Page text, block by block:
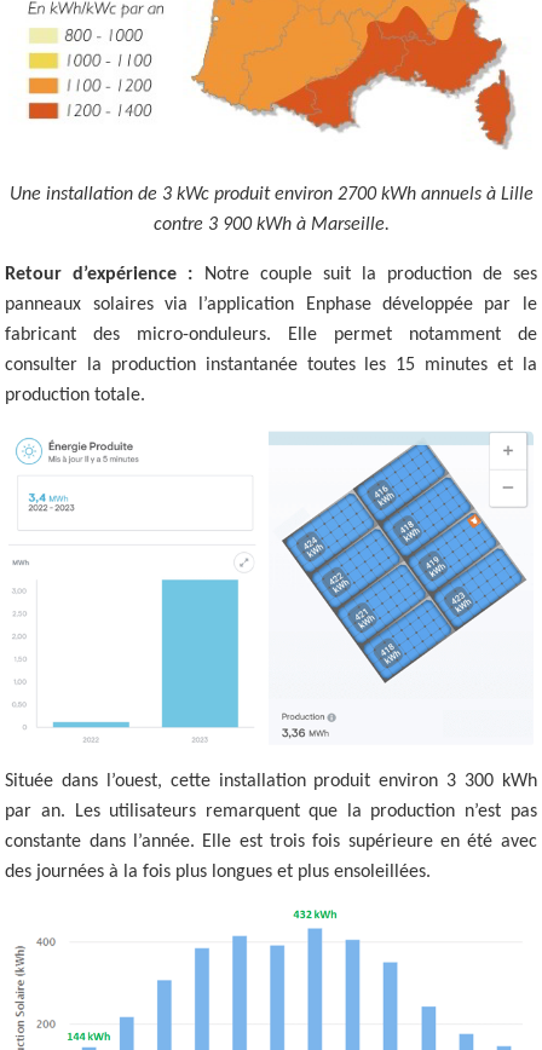
Une installation de 3 kWc produit environ 2700 kWh annuels à Lille
contre 3 900 kWh à Marseille.
Retour d’expérience : Notre couple suit la production de ses
panneaux solaires via l’application Enphase développée par le
fabricant des micro-onduleurs. Elle permet notamment de
consulter la production instantanée toutes les 15 minutes et la
production totale.
Située dans l’ouest, cette installation produit environ 3 300 kWh
par an. Les utilisateurs remarquent que la production n’est pas
constante dans l’année. Elle est trois fois supérieure en été avec
des journées à la fois plus longues et plus ensoleillées.